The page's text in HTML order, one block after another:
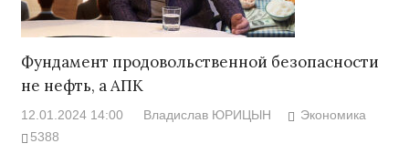
Фундамент продовольственной безопасности
не нефть, а АПК
12.01.2024 14:00 Владислав ЮРИЦЫН
Экономика
5388